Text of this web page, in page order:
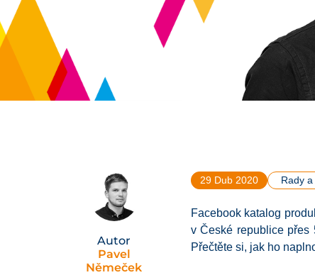
Autor
Pavel
Němeček
29 Dub 2020 Rady a
Facebook katalog
v České republice přes
Přečtěte si, jak ho